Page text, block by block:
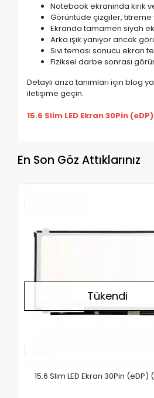
Notebook ekranında kırık
Görüntüde çizgiler,
Ekranda tamamen siyah
Arka ışık yanıyor ancak
Sıvı teması sonucu ekran
Fiziksel darbe sonrası
Detaylı arıza tanımları için
iletişime geçin.
15.6 Slim LED Ekran 30Pin
En Son Göz Attıklarınız
Tükendi
15.6 Slim LED Ekran 30Pin (eDP)